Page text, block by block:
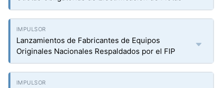
Lanzamientos de Fabricantes de Equipos
Originales Nacionales Respaldados por el FIP